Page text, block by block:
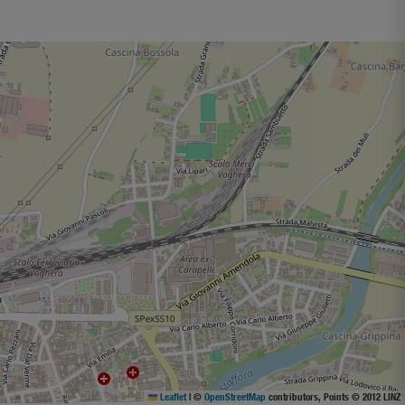
Leaflet | © OpenStreetMap contributors, Points © 2012 LINZ